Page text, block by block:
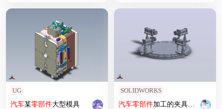
UG
汽车某零部件大型模具
SOLIDWORKS
汽车零部件加工的夹具工装台